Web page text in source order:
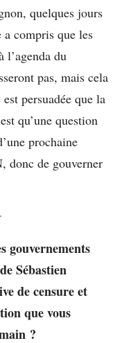
quelques jours
compris que les
l’agenda du
pas, mais cela
persuadée que la
qu’une question
prochaine
donc de gouverner
gouvernements
Sébastien
de censure et
que vous
?